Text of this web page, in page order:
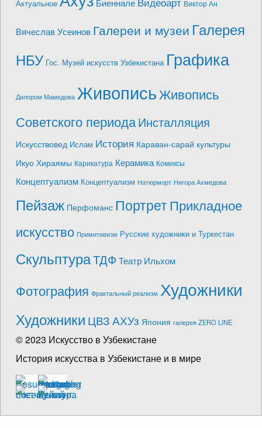
Актуальное Биеннале Виктор Ан
Вячеслав Усеинов Галереи и музеи Галерея
НБУ Гос. Музей искусств Узбекистана Графика
Дилором Мамедова ЖивописьЖивопись
Советского периодаИнсталляция
Искусствовед Ислам История Караван-сарай культуры
Икуо Хираямы Карикатура Керамика Комиксы
Концептуализм Концептуализм Натюрморт Нигора Ахмедова
Пейзаж Перфоманс ПортретПрикладное
искусство Примитивизм Русские художники и Туркестан
СкульптураТДФ Театр Ильхом
Фотография Фрактальный реализм Художники
Художники ЦВЗ АХУз Япония галерея ZERO LINE
© 2023 Искусство в Узбекистане
История искусства в Узбекистане и в мире